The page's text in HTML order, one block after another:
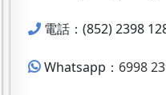
電話：(852) 2398
Whatsapp： 6998